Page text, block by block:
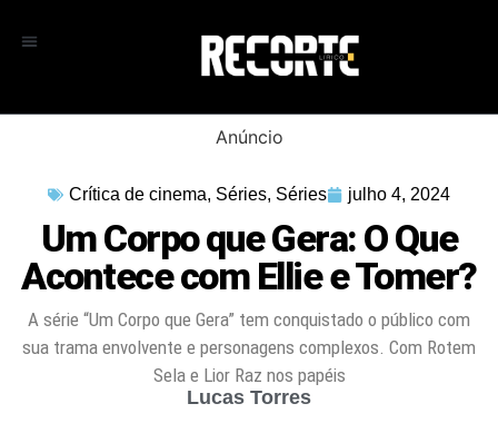
Anúncio
Crítica de cinema, Séries, Séries julho 4, 2024
Um Corpo que Gera: O Que
Acontece com Ellie e Tomer?
A série “Um Corpo que Gera” tem conquistado o público com
sua trama envolvente e personagens complexos. Com Rotem
Sela e Lior Raz nos papéis
Lucas Torres